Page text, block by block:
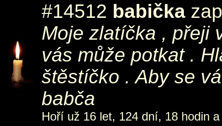
#14512 babička
Moje zlatíčka , přeji
vás může potkat .
štěstíčko . Aby se
babča
Hoří už 16 let, 124 dní, 18 hodin